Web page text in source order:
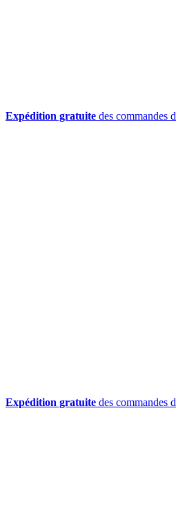
Expédition gratuite des commandes
Expédition gratuite des commandes